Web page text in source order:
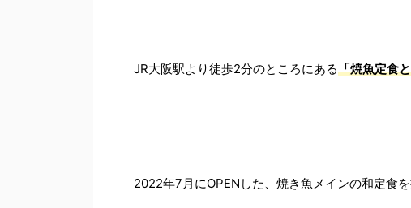
JR大阪駅より徒歩2分のところにある「焼魚定食
2022年7月にOPENした、焼き魚メインの和定食を